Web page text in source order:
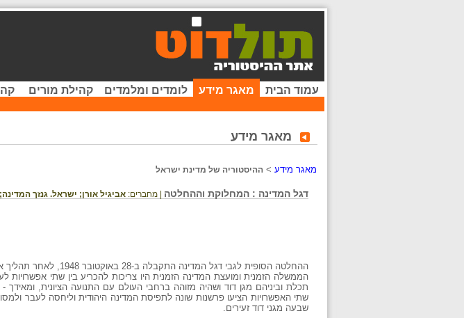
עמוד הבית מאגר מידע לומדים ומלמדים קהילת מורים
מאגר מידע
מאגר מידע > ההיסטוריה של מדינת ישראל
דגל המדינה : המחלוקת וההחלטה | מחברים: אביגיל אורן; ישראל. גנזך המדינה;
ההחלטה הסופית לגבי דגל המדינה התקבלה ב-28 באוקטובר 1948, לאחר תהליך ארוך ומורכב שהעיד על החשיבות הרבה שמקבלי ההחלטה ראו בה.
הממשלה הזמנית ומועצת המדינה הזמנית היו צריכות להכריע בין שתי
תכלת וביניהם מגן דוד ושהיה מזוהה ברחבי העולם עם התנועה הציונית,
שתי האפשרויות הציעו פרשנות שונה לתפיסת המדינה היהודית וליחסה לעבר
שבעה מגני דוד זעירים.